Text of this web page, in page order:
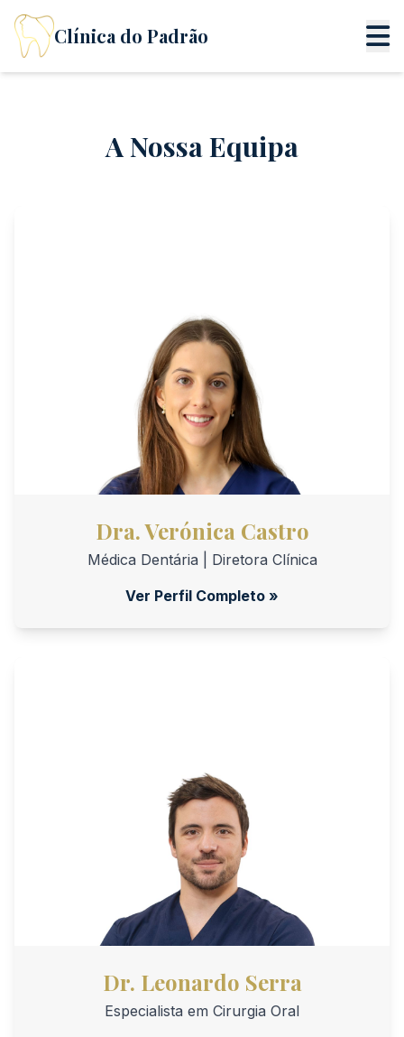
Clínica do Padrão
A Nossa Equipa
Dra. Verónica Castro
Médica Dentária | Diretora Clínica
Ver Perfil Completo »
Dr. Leonardo Serra
Especialista em Cirurgia Oral